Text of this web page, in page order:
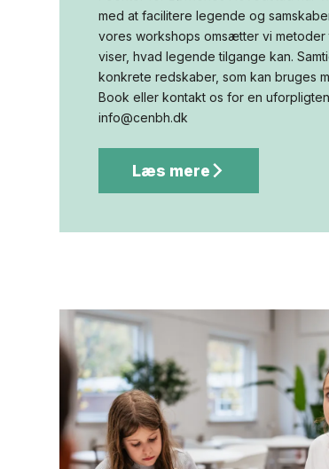
med at facilitere legende og
vores workshops omsætter vi metoder
viser, hvad legende tilgange kan.
konkrete redskaber, som kan bruges
Book eller kontakt os for en
info@cenbh.dk
Læs mere